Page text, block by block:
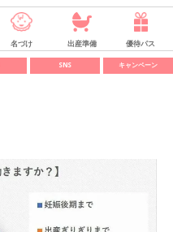
名づけ 出産準備 優待パス
SNS キャンペーン